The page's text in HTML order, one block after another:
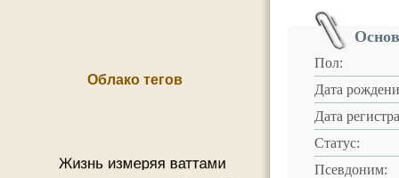
Облако тегов
Пол:
Дата
Дата
Статус:
Псевдоним: